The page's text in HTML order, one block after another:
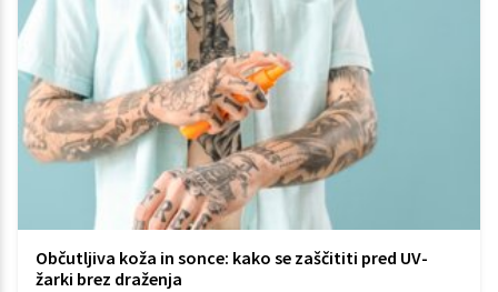
Občutljiva koža in sonce: kako se zaščititi pred UV-
žarki brez draženja